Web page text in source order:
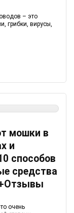
– это
грибки, вирусы,
мошки в
и
способов
средства
очень